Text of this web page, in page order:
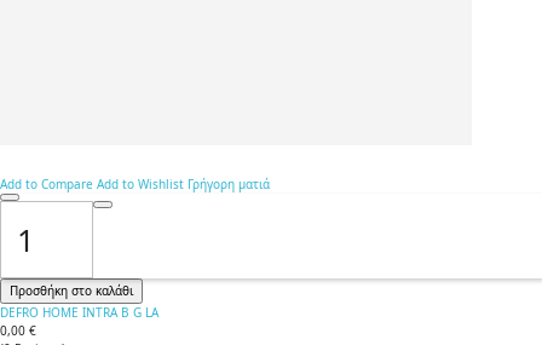
Add to Compare Add to Wishlist Γρήγορη ματιά
Προσθήκη στο καλάθι
DEFRO HOME INTRA B G LA
0,00 €